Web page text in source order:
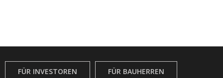
FÜR INVESTOREN FÜR BAUHERREN